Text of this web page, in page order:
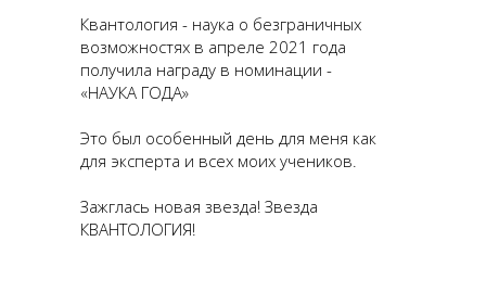
Квантология - наука о безграничных
возможностях в апреле 2021 года
получила награду в номинации -
«НАУКА ГОДА»
Это был особенный день для меня как
для эксперта и всех моих учеников.
Зажглась новая звезда! Звезда
КВАНТОЛОГИЯ!